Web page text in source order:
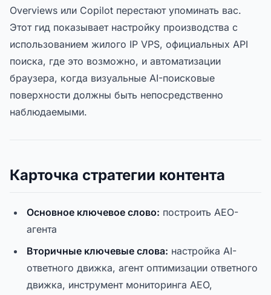
Overviews или Copilot перестают упоминать вас.
Этот гид показывает настройку производства с
использованием жилого IP VPS, официальных API
поиска, где это возможно, и автоматизации
браузера, когда визуальные AI-поисковые
поверхности должны быть непосредственно
наблюдаемыми.
Карточка стратегии контента
Основное ключевое слово: построить AEO-
агента
Вторичные ключевые слова: настройка AI-
ответного движка, агент оптимизации ответного
движка, инструмент мониторинга AEO,